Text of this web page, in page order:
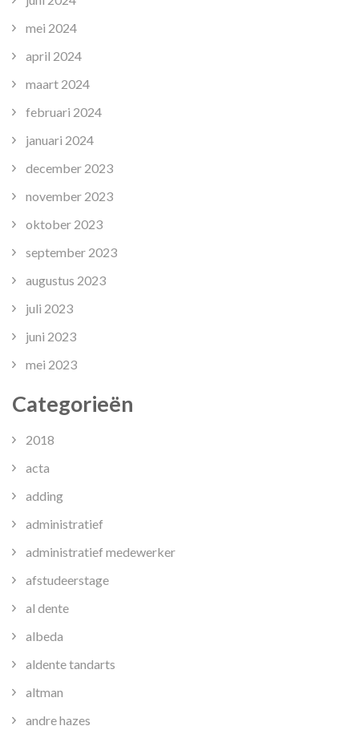
mei 2024
april 2024
maart 2024
februari 2024
januari 2024
december 2023
november 2023
oktober 2023
september 2023
augustus 2023
juli 2023
juni 2023
mei 2023
Categorieën
2018
acta
adding
administratief
administratief medewerker
afstudeerstage
al dente
albeda
aldente tandarts
altman
andre hazes